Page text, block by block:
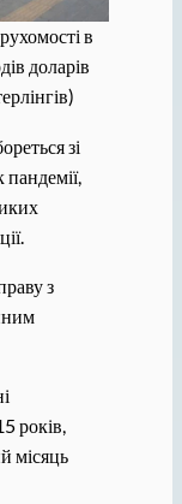
в
доларів
зі
з
років,
місяць